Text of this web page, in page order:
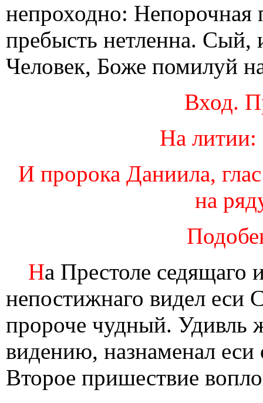
непроходно: Непорочная
пребысть нетленна. Сый,
Человек, Боже помилуй
Вход.
На литии:
И пророка Даниила,
на
На Престоле седящаго
непостижнаго видел еси
пророче чудный. Удивль
видению, назнаменал
Второе пришествие